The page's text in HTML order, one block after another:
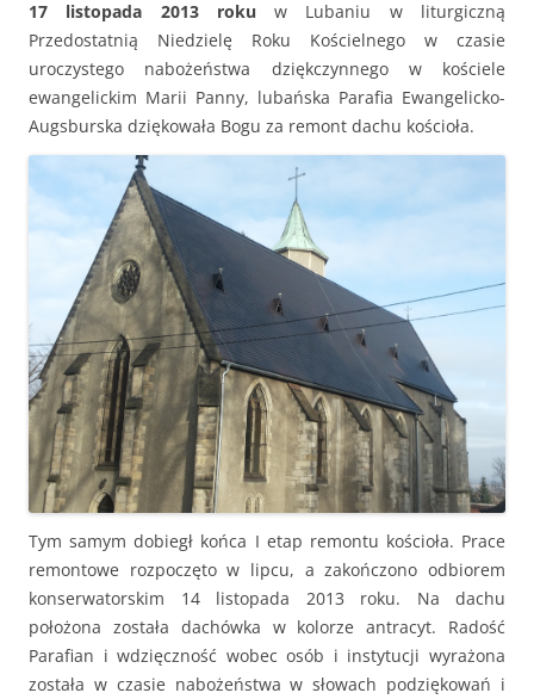
17 listopada 2013 roku w Lubaniu w liturgiczną
Przedostatnią Niedzielę Roku Kościelnego w czasie
uroczystego nabożeństwa dziękczynnego w kościele
ewangelickim Marii Panny, lubańska Parafia Ewangelicko-
Augsburska dziękowała Bogu za remont dachu kościoła.
Tym samym dobiegł końca I etap remontu kościoła. Prace
remontowe rozpoczęto w lipcu, a zakończono odbiorem
konserwatorskim 14 listopada 2013 roku. Na dachu
położona została dachówka w kolorze antracyt. Radość
Parafian i wdzięczność wobec osób i instytucji wyrażona
została w czasie nabożeństwa w słowach podziękowań i